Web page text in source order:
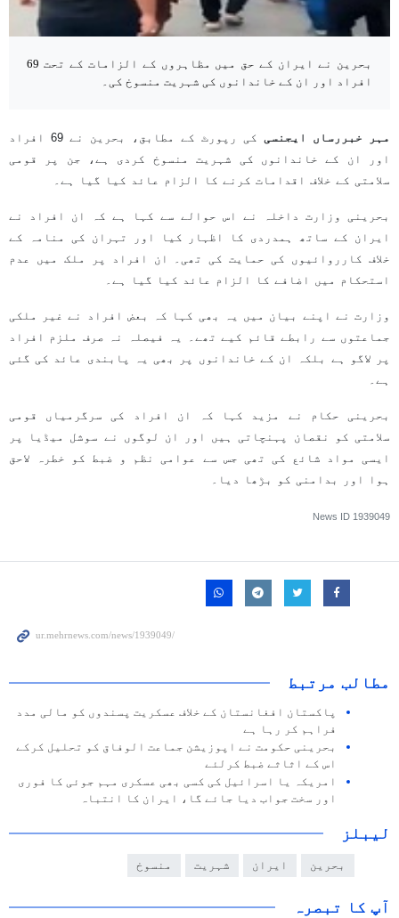
بحرین نے ایران کے حق میں مظاہروں کے الزامات کے تحت 69
افراد اور ان کے خاندانوں کی شہریت منسوخ کی۔
مہر خبررساں ایجنسی
کی رپورٹ کے مطابق، بحرین نے 69 افراد
اور ان کے خاندانوں کی شہریت منسوخ کردی ہے، جن پر قومی
سلامتی کے خلاف اقدامات کرنے کا الزام عائد کیا گیا ہے۔
بحرینی وزارت داخلہ نے اس حوالے سے کہا ہے کہ ان افراد نے
ایران کے ساتھ ہمدردی کا اظہار کیا اور تہران کی منامہ کے
خلاف کارروائیوں کی حمایت کی تھی۔ ان افراد پر ملک میں عدم
استحکام میں اضافے کا الزام عائد کیا گیا ہے۔
وزارت نے اپنے بیان میں یہ بھی کہا کہ بعض افراد نے غیر ملکی
جماعتوں سے رابطے قائم کیے تھے۔ یہ فیصلہ نہ صرف ملزم افراد
پر لاگو ہے بلکہ ان کے خاندانوں پر بھی یہ پابندی عائد کی گئی
ہے۔
بحرینی حکام نے مزید کہا کہ ان افراد کی سرگرمیاں قومی
سلامتی کو نقصان پہنچاتی ہیں اور ان لوگوں نے سوشل میڈیا پر
ایسی مواد شائع کی تھی جس سے عوامی نظم و ضبط کو خطرہ لاحق
ہوا اور بدامنی کو بڑھا دیا۔
News ID 1939049
مطالب مرتبط
پاکستان افغانستان کے خلاف عسکریت پسندوں کو مالی مدد
فراہم کر رہا ہے
بحرینی حکومت نے اپوزیشن جماعت الوفاق کو تحلیل کرکے
اس کے اثاثے ضبط کرلئے
امریکہ یا اسرائیل کی کسی بھی عسکری مہم جوئی کا فوری
اور سخت جواب دیا جائے گا، ایران کا انتباہ
لیبلز
بحرین ایران شہریت منسوخ
آپ کا تبصرہ